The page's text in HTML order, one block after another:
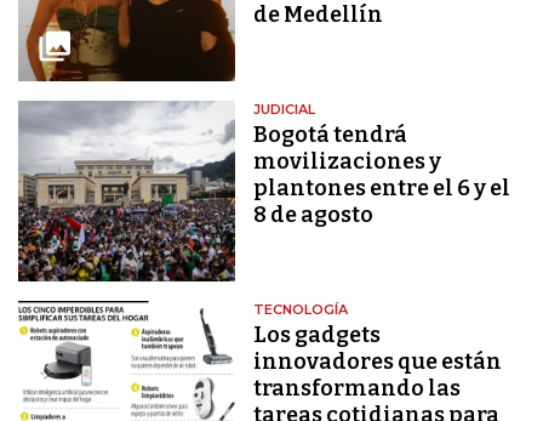
de Medellín
JUDICIAL
Bogotá tendrá
movilizaciones y
plantones entre el 6 y el
8 de agosto
TECNOLOGÍA
Los gadgets
innovadores que están
transformando las
tareas cotidianas para